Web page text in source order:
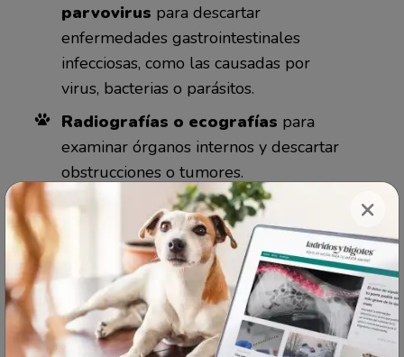
parvovirus para descartar
enfermedades gastrointestinales
infecciosas, como las causadas por
virus, bacterias o parásitos.
Radiografías o ecografías para
examinar órganos internos y descartar
obstrucciones o tumores.
Paneles de orina y bioquímica
para evaluar la función renal, los
niveles de proteínas y los electrolitos,
así como para descartar otras causas
como la enfermedad de Addison
(hipoadrenocorticismo).
×